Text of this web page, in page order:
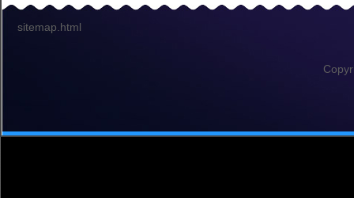
sitemap.html